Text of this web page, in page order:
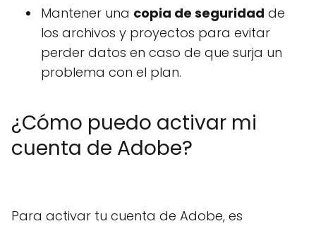
Mantener una copia de seguridad de
los archivos y proyectos para evitar
perder datos en caso de que surja un
problema con el plan.
¿Cómo puedo activar mi
cuenta de Adobe?
Para activar tu cuenta de Adobe, es